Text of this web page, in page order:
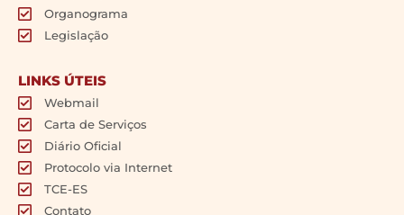
Organograma
Legislação
LINKS ÚTEIS
Webmail
Carta de Serviços
Diário Oficial
Protocolo via Internet
TCE-ES
Contato